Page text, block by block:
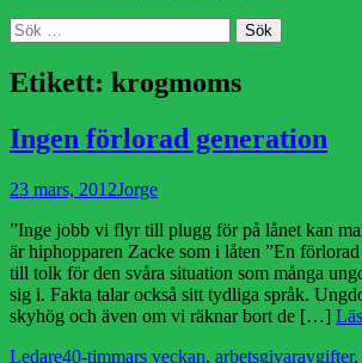
Sök
Sök
efter:
Etikett: krogmoms
Ingen förlorad generation
Publicerad
23 mars, 2012Författare
Jorge
”Inge jobb vi flyr till plugg för på lånet kan
är hiphopparen Zacke som i låten ”En
till tolk för den svåra situation som många
sig i. Fakta talar också sitt tydliga språk.
skyhög och även om vi räknar bort de […]
Kategorier
LedareEtiketter
40-timmars veckan, arbetsgivaravgifter,